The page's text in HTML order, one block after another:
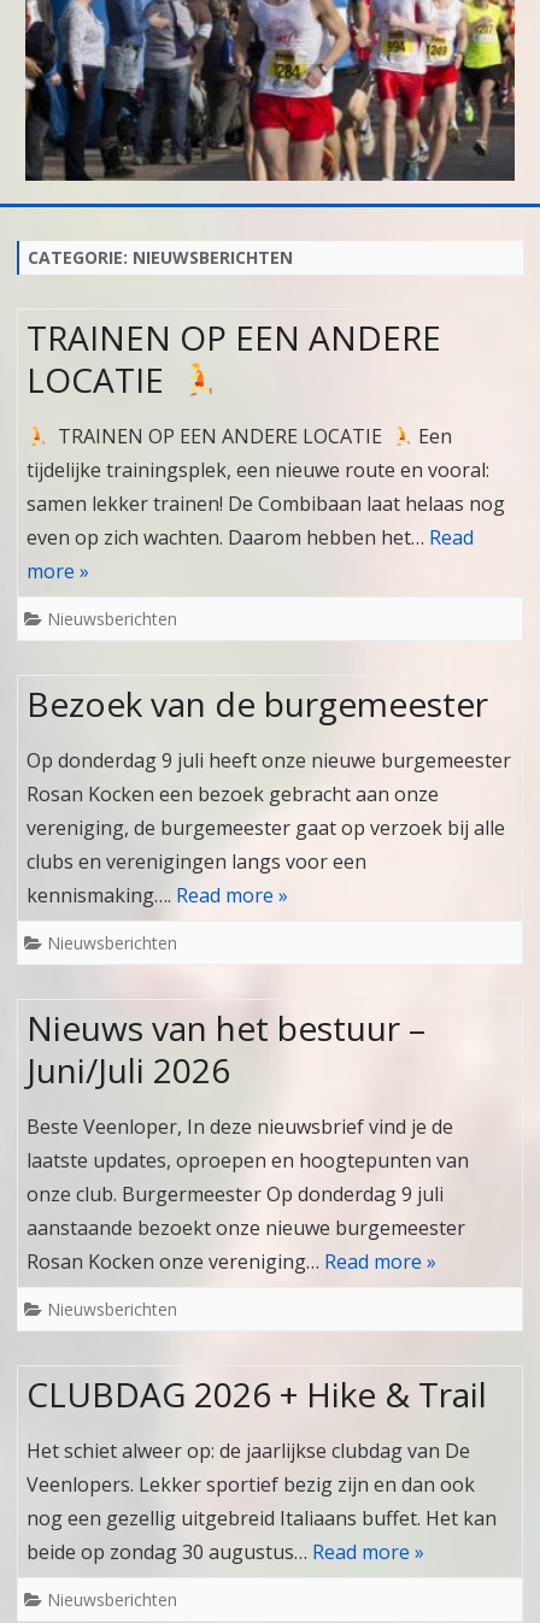
to
content
CATEGORIE: NIEUWSBERICHTEN
TRAINEN OP EEN ANDERE
LOCATIE
TRAINEN OP EEN ANDERE LOCATIE
Een
tijdelijke trainingsplek, een nieuwe route en vooral:
samen lekker trainen! De Combibaan laat helaas nog
even op zich wachten. Daarom hebben het… Read
more »
Nieuwsberichten
Bezoek van de burgemeester
Op donderdag 9 juli heeft onze nieuwe burgemeester
Rosan Kocken een bezoek gebracht aan onze
vereniging, de burgemeester gaat op verzoek bij alle
clubs en verenigingen langs voor een
kennismaking…. Read more »
Nieuwsberichten
Nieuws van het bestuur –
Juni/Juli 2026
Beste Veenloper, In deze nieuwsbrief vind je de
laatste updates, oproepen en hoogtepunten van
onze club. Burgermeester Op donderdag 9 juli
aanstaande bezoekt onze nieuwe burgemeester
Rosan Kocken onze vereniging… Read more »
Nieuwsberichten
CLUBDAG 2026 + Hike & Trail
Het schiet alweer op: de jaarlijkse clubdag van De
Veenlopers. Lekker sportief bezig zijn en dan ook
nog een gezellig uitgebreid Italiaans buffet. Het kan
beide op zondag 30 augustus… Read more »
Nieuwsberichten